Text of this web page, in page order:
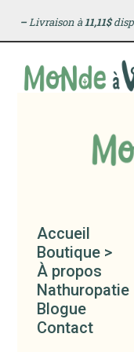
–Livraison à11,11$
Accueil
Boutique >
À propos
Nathuropatie
Blogue
Contact